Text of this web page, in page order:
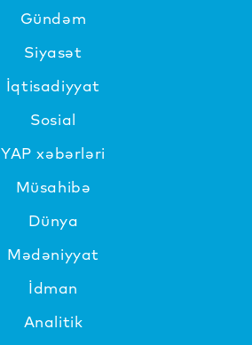
Gündəm
Siyasət
İqtisadiyyat
Sosial
YAP xəbərləri
Müsahibə
Dünya
Mədəniyyat
İdman
Analitik